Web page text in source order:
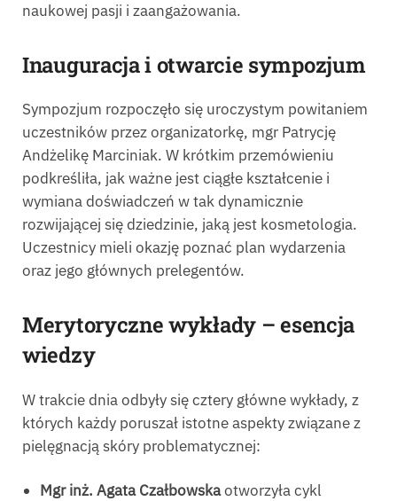
naukowej pasji i zaangażowania.
Inauguracja i otwarcie sympozjum
Sympozjum rozpoczęło się uroczystym powitaniem
uczestników przez organizatorkę, mgr Patrycję
Andżelikę Marciniak. W krótkim przemówieniu
podkreśliła, jak ważne jest ciągłe kształcenie i
wymiana doświadczeń w tak dynamicznie
rozwijającej się dziedzinie, jaką jest kosmetologia.
Uczestnicy mieli okazję poznać plan wydarzenia
oraz jego głównych prelegentów.
Merytoryczne wykłady – esencja
wiedzy
W trakcie dnia odbyły się cztery główne wykłady, z
których każdy poruszał istotne aspekty związane z
pielęgnacją skóry problematycznej:
Mgr inż. Agata Czałbowskaotworzyła cykl